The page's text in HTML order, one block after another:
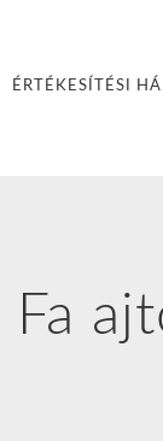
ÉRTÉKESÍTÉSI
Fa